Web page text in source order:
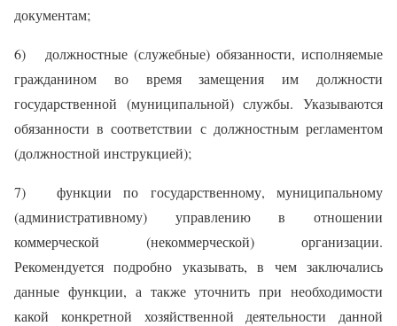
документам;
6) должностные (служебные) обязанности, исполняемые
гражданином во время замещения им должности
государственной (муниципальной) службы. Указываются
обязанности в соответствии с должностным регламентом
(должностной инструкцией);
7) функции по государственному, муниципальному
(административному) управлению в отношении
коммерческой (некоммерческой) организации.
Рекомендуется подробно указывать, в чем заключались
данные функции, а также уточнить при необходимости
какой конкретной хозяйственной деятельности данной